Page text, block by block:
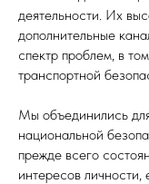
деятельности. Их
дополнительные
спектр проблем, в
транспортной
Мы объединились
национальной
прежде всего
интересов